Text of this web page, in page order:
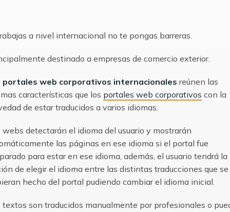
a nivel internacional no te pongas barreras.
destinado a empresas de comercio exterior.
portales web corporativos internacionales reúnen las
características que los portales web corporativos con la
de estar traducidos a varios idiomas.
webs detectarán el idioma del usuario y mostrarán
las páginas en ese idioma si el portal fue
para estar en ese idioma, además, el usuario tendrá la
de elegir el idioma entre las distintas traducciones que se
hecho del portal pudiendo cambiar el idioma inicial.
textos son traducidos manualmente por profesionales o